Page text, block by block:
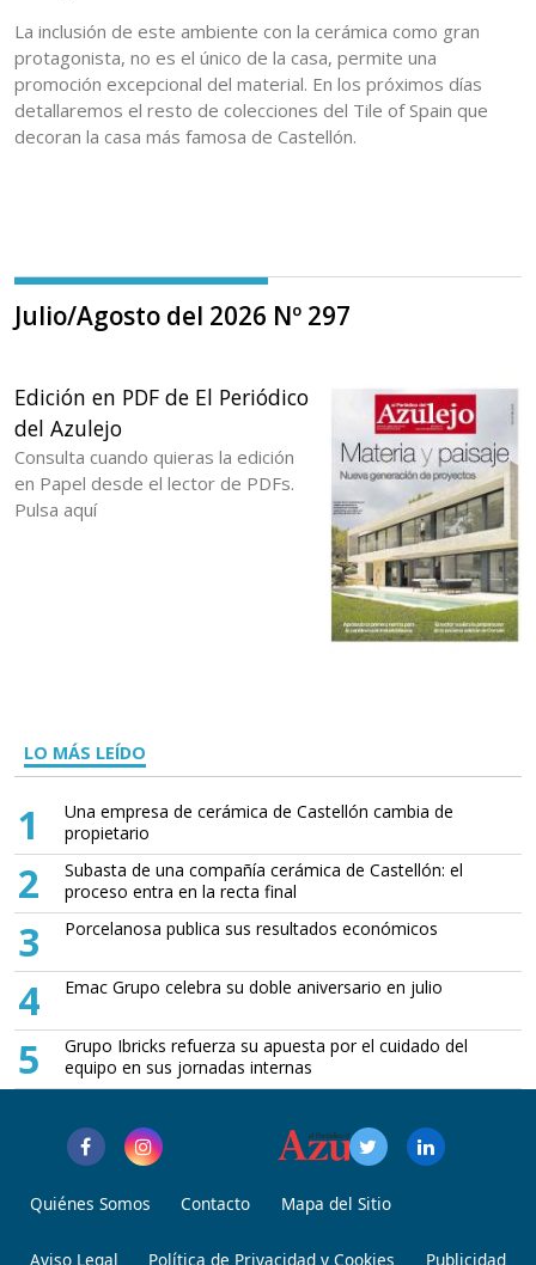
La inclusión de este ambiente con la cerámica como gran
protagonista, no es el único de la casa, permite una
promoción excepcional del material. En los próximos días
detallaremos el resto de colecciones del Tile of Spain que
decoran la casa más famosa de Castellón.
Julio/Agosto del 2026 Nº 297
Edición en PDF de El Periódico
del Azulejo
Consulta cuando quieras la edición
en Papel desde el lector de PDFs.
Pulsa aquí
LO MÁS LEÍDO
1
Una empresa de cerámica de Castellón cambia de
propietario
2
Subasta de una compañía cerámica de Castellón: el
proceso entra en la recta final
3 Porcelanosa publica sus resultados económicos
4 Emac Grupo celebra su doble aniversario en julio
5
Grupo Ibricks refuerza su apuesta por el cuidado del
equipo en sus jornadas internas
Quiénes Somos Contacto Mapa del Sitio
Aviso Legal Política de Privacidad y Cookies Publicidad